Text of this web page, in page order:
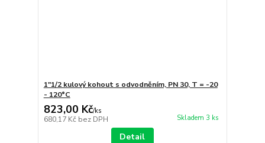
1"1/2 kulový kohout s odvodněním, PN 30, T = -20
- 120°C
823,00 Kč/ks
680,17 Kč bez DPH Skladem 3 ks
Detail